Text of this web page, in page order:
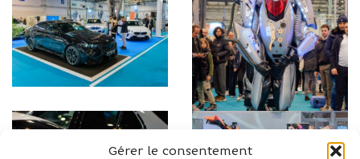
Gérer le consentement